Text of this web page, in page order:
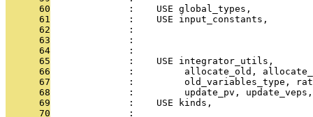
      60
:    USE global_types,
      61
:    USE input_constants,
      62
:
      63
:
      64
:
      65
:    USE integrator_utils,
      66
:         allocate_old,
      67
:         old_variables_type,
      68
:         update_pv,
      69
:    USE kinds,
      70
: